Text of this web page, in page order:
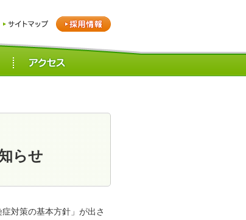
らせ
対策の基本方針」が出さ